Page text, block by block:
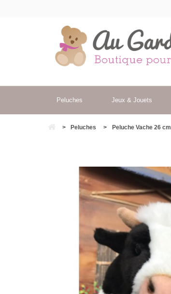
Peluches Jeux & Jouets
> Peluches > Peluche Vache 26 cm